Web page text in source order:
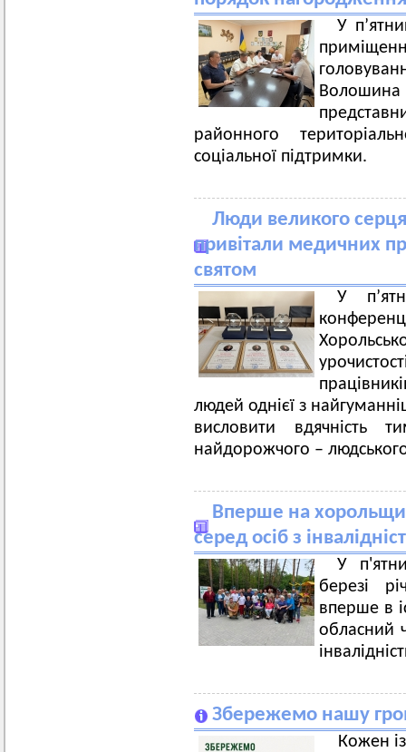
У
Волошина
районного
соціальної підтримки.
Люди великого
привітали медичних
святом
У
людей однієї з
висловити вдячність
найдорожчого –
Вперше на
серед осіб з
У
березі
вперше в
обласний
Збережемо нашу
Кожен